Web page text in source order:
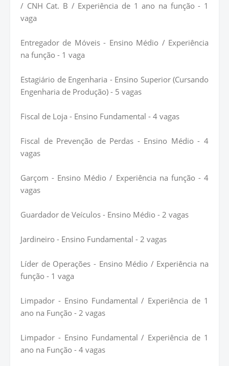
/ CNH Cat. B / Experiência de 1 ano na função - 1
vaga
Entregador de Móveis - Ensino Médio / Experiência
na função - 1 vaga
Estagiário de Engenharia - Ensino Superior (Cursando
Engenharia de Produção) - 5 vagas
Fiscal de Loja - Ensino Fundamental - 4 vagas
Fiscal de Prevenção de Perdas - Ensino Médio - 4
vagas
Garçom - Ensino Médio / Experiência na função - 4
vagas
Guardador de Veículos - Ensino Médio - 2 vagas
Jardineiro - Ensino Fundamental - 2 vagas
Líder de Operações - Ensino Médio / Experiência na
função - 1 vaga
Limpador - Ensino Fundamental / Experiência de 1
ano na Função - 2 vagas
Limpador - Ensino Fundamental / Experiência de 1
ano na Função - 4 vagas